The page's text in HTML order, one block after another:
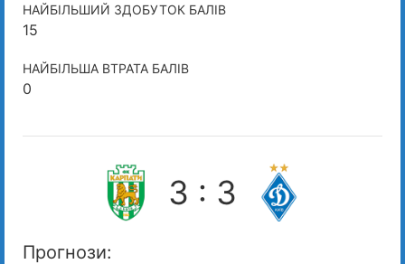
НАЙБІЛЬШИЙ ЗДОБУТОК БАЛІВ
15
НАЙБІЛЬША ВТРАТА БАЛІВ
0
3 : 3
Прогнози: